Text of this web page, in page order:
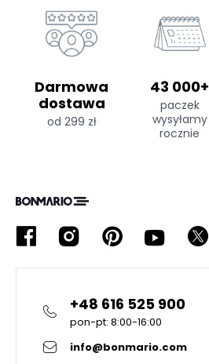
Darmowa
dostawa
od 299 zł
43 000+
paczek
wysyłamy
rocznie
+48 616 525 900
pon-pt: 8:00-16:00
info@bonmario.com